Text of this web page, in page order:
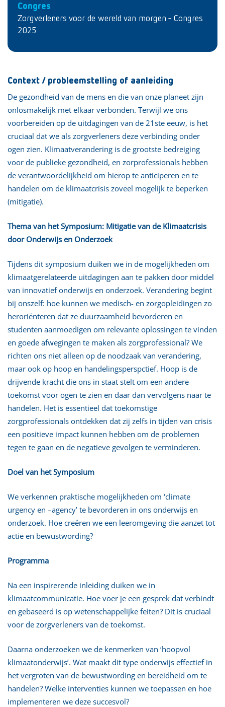
Congres
Zorgverleners voor de wereld van morgen - Congres
2025
Context / probleemstelling of aanleiding
De gezondheid van de mens en die van onze planeet zijn
onlosmakelijk met elkaar verbonden. Terwijl we ons
voorbereiden op de uitdagingen van de 21ste eeuw, is het
cruciaal dat we als zorgverleners deze verbinding onder
ogen zien. Klimaatverandering is de grootste bedreiging
voor de publieke gezondheid, en zorprofessionals hebben
de verantwoordelijkheid om hierop te anticiperen en te
handelen om de klimaatcrisis zoveel mogelijk te beperken
(mitigatie).
Thema van het Symposium: Mitigatie van de Klimaatcrisis
door Onderwijs en Onderzoek
Tijdens dit symposium duiken we in de mogelijkheden om
klimaatgerelateerde uitdagingen aan te pakken door middel
van innovatief onderwijs en onderzoek. Verandering begint
bij onszelf: hoe kunnen we medisch- en zorgopleidingen zo
heroriënteren dat ze duurzaamheid bevorderen en
studenten aanmoedigen om relevante oplossingen te vinden
en goede afwegingen te maken als zorgprofessional? We
richten ons niet alleen op de noodzaak van verandering,
maar ook op hoop en handelingsperspctief. Hoop is de
drijvende kracht die ons in staat stelt om een andere
toekomst voor ogen te zien en daar dan vervolgens naar te
handelen. Het is essentieel dat toekomstige
zorgprofessionals ontdekken dat zij zelfs in tijden van crisis
een positieve impact kunnen hebben om de problemen
tegen te gaan en de negatieve gevolgen te verminderen.
Doel van het Symposium
We verkennen praktische mogelijkheden om ‘climate
urgency en –agency’ te bevorderen in ons onderwijs en
onderzoek. Hoe creëren we een leeromgeving die aanzet tot
actie en bewustwording?
Programma
Na een inspirerende inleiding duiken we in
klimaatcommunicatie. Hoe voer je een gesprek dat verbindt
en gebaseerd is op wetenschappelijke feiten? Dit is cruciaal
voor de zorgverleners van de toekomst.
Daarna onderzoeken we de kenmerken van ‘hoopvol
klimaatonderwijs’. Wat maakt dit type onderwijs effectief in
het vergroten van de bewustwording en bereidheid om te
handelen? Welke interventies kunnen we toepassen en hoe
implementeren we deze succesvol?